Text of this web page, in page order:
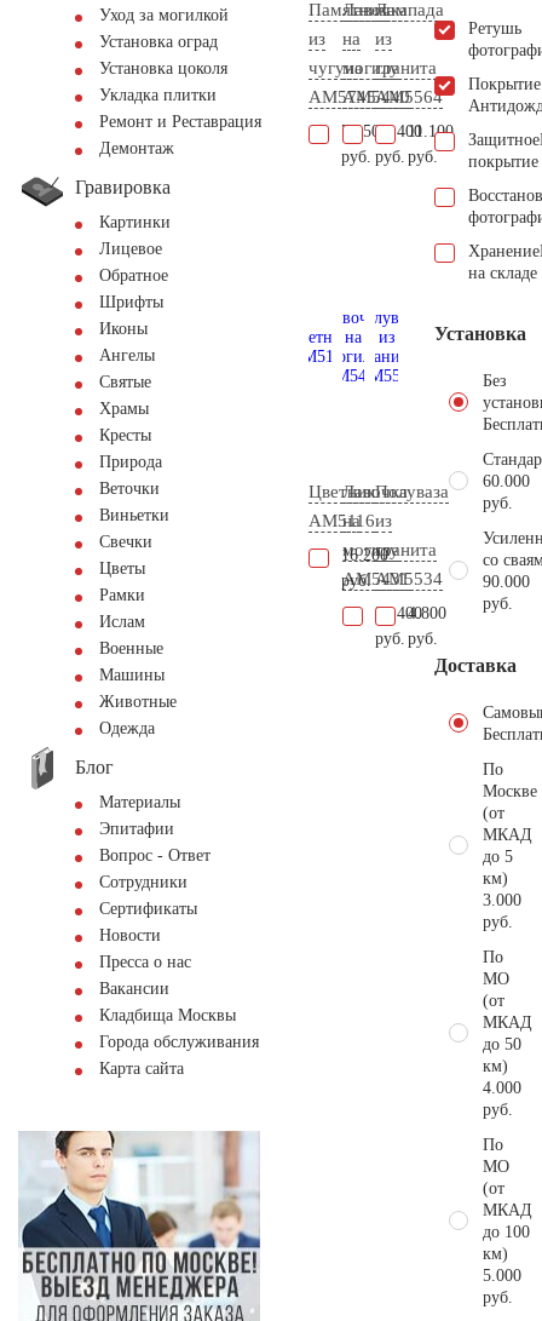
Уход за могилкой
Установка оград
Установка цоколя
Укладка плитки
Ремонт и Реставрация
Демонтаж
Гравировка
Картинки
Лицевое
Обратное
Шрифты
Иконы
Ангелы
Святые
Храмы
Кресты
Природа
Веточки
Виньетки
Свечки
Цветы
Рамки
Ислам
Военные
Машины
Животные
Одежда
Блог
Материалы
Эпитафии
Вопрос - Ответ
Сотрудники
Сертификаты
Новости
Пресса о нас
Вакансии
Кладбища Москвы
Города обслуживания
Карта сайта
Памятник
из
чугуна
AM5745
74.500
руб.
Лавочка
на
могилу
AM5440
19.400
руб.
Лампада
из
гранита
AM5564
11.100
руб.
Цветник
AM5116
16.200
руб.
Лавочка
на
могилу
AM5431
27.400
руб.
Полуваза
из
гранита
AM5534
4.800
руб.
Ретушь
Покрытие
Защитное
покрытие
Хранение
на складе
Установка
Без
60.000
руб.
со
90.000
руб.
Доставка
По
Москве
(от
МКАД
до 5
км)
3.000
руб.
По
МО
(от
МКАД
до 50
км)
4.000
руб.
По
МО
(от
МКАД
до 100
км)
5.000
руб.